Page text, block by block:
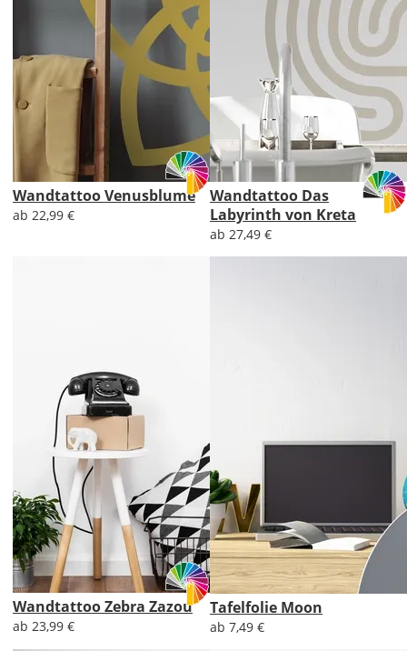
Wandtattoo Venusblume
ab 22,99 €
Wandtattoo Das
Labyrinth von Kreta
ab 27,49 €
Wandtattoo Zebra Zazou
ab 23,99 €
Tafelfolie Moon
ab 7,49 €